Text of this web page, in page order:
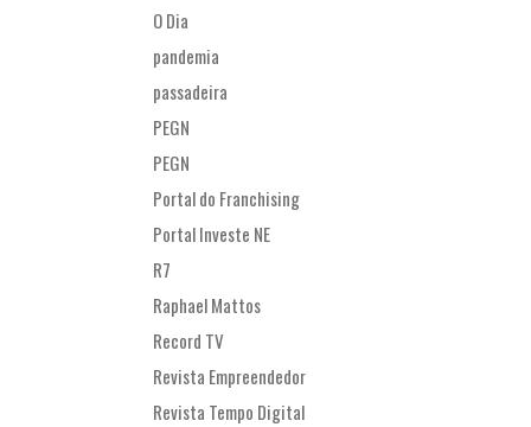
O Dia
pandemia
passadeira
PEGN
PEGN
Portal do Franchising
Portal Investe NE
R7
Raphael Mattos
Record TV
Revista Empreendedor
Revista Tempo Digital